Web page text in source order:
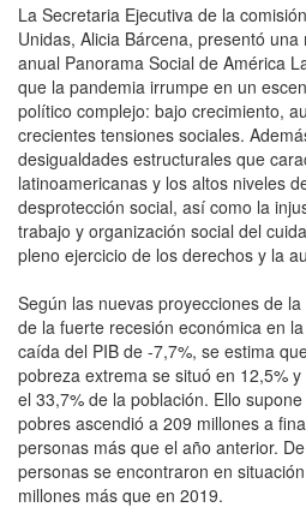
La Secretaria Ejecutiva de la
Unidas, Alicia Bárcena, presentó
anual Panorama Social de América
que la pandemia irrumpe en un
político complejo: bajo crecimiento,
crecientes tensiones sociales.
desigualdades estructurales que
latinoamericanas y los altos niveles
desprotección social, así como la
trabajo y organización social del
pleno ejercicio de los derechos y la
Según las nuevas proyecciones de
de la fuerte recesión económica en
caída del PIB de -7,7%, se estima
pobreza extrema se situó en 12,5%
el 33,7% de la población. Ello
pobres ascendió a 209 millones a
personas más que el año anterior.
personas se encontraron en
millones más que en 2019.